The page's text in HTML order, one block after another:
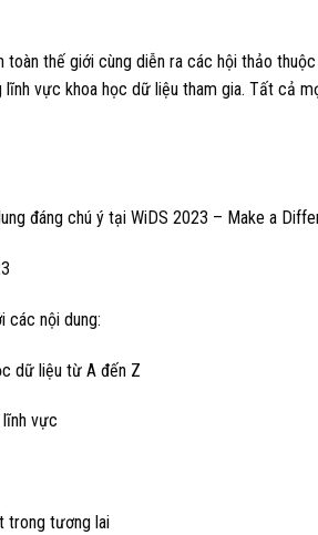
toàn thế giới cùng diễn ra các hội thảo
vực khoa học dữ liệu tham gia. Tất cả
đáng chú ý tại WiDS 2023 – Make a
các nội dung:
dữ liệu từ A đến Z
vực
trong tương lai